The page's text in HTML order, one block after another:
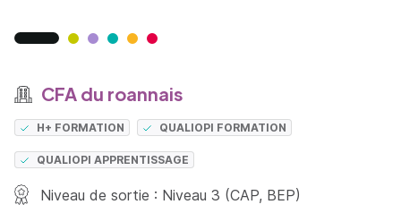
CFA du roannais
H+ FORMATION QUALIOPI FORMATION
QUALIOPI APPRENTISSAGE
Niveau de sortie : Niveau 3 (CAP, BEP)